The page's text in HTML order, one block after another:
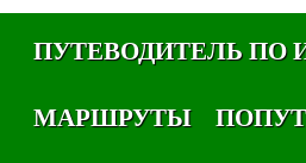
ПУТЕВОДИТЕЛЬ ПО
МАРШРУТЫ